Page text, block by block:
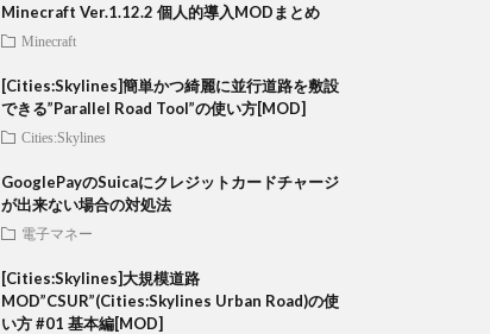
Minecraft Ver.1.12.2 個人的導入MODまとめ
Minecraft
[Cities:Skylines]簡単かつ綺麗に並行道路を敷設
できる”Parallel Road Tool”の使い方[MOD]
Cities:Skylines
GooglePayのSuicaにクレジットカードチャージ
が出来ない場合の対処法
電子マネー
[Cities:Skylines]大規模道路
MOD”CSUR”(Cities:Skylines Urban Road)の使
い方 #01 基本編[MOD]